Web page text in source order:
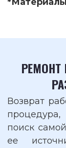
РЕМОНТ
Возврат
поиск
ее